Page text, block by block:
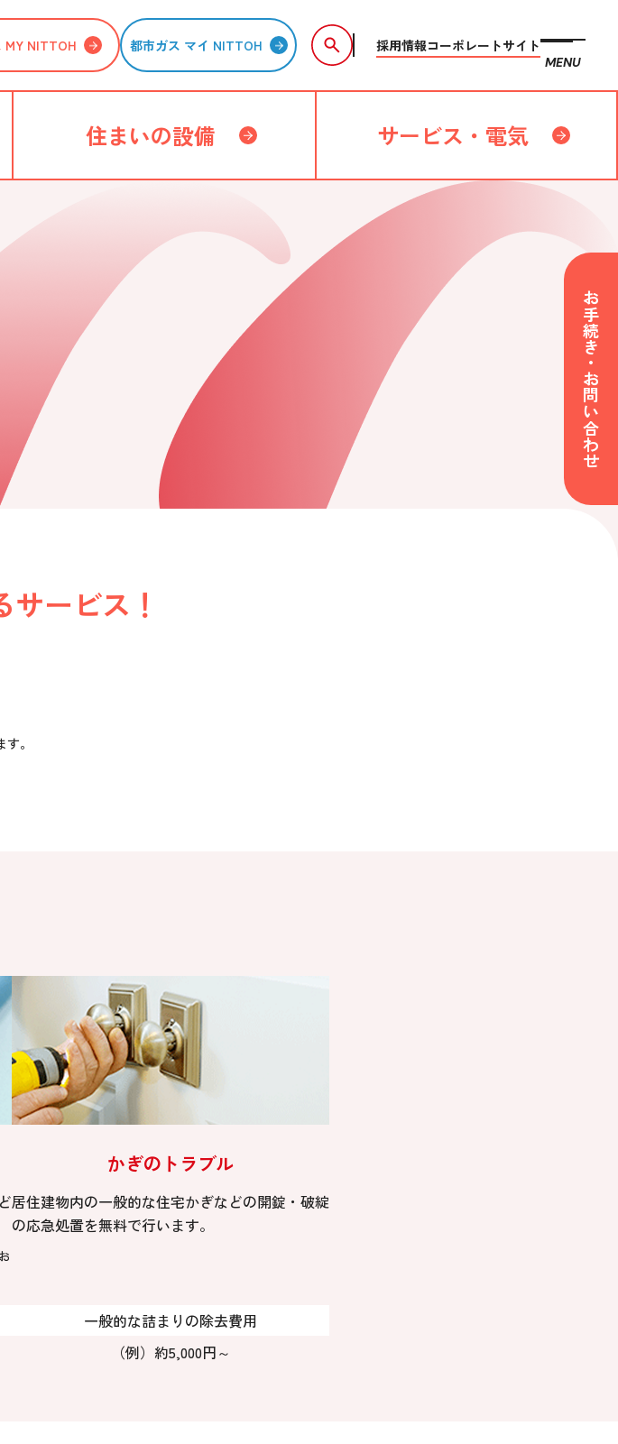
MY NITTOH 都市ガス マイ NITTOH 採用情報コーポレートサイト
MENU
住まいの設備 サービス・電気
ービス！
。
かぎのトラブル
居住建物内の一般的な住宅かぎなどの開錠・破綻
の応急処置を無料で行います。
一般的な詰まりの除去費用
（例）約5,000円～
お手続き・お問い合わせ